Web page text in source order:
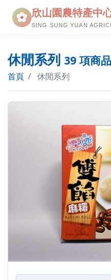
欣山園農特產中
SING SUNG YUAN
餐廳介紹
休閒系列 39 項商品
首頁 休閒系列